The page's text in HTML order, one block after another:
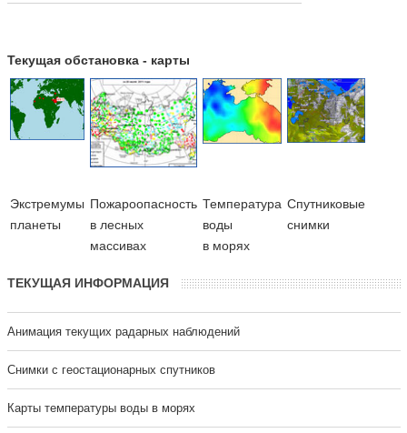
Текущая обстановка - карты
Экстремумы
планеты
Пожароопасность
в лесных
массивах
Температура
воды
в морях
Cпутниковые
снимки
ТЕКУЩАЯ ИНФОРМАЦИЯ
Анимация текущих радарных наблюдений
Cнимки с геостационарных спутников
Карты температуры воды в морях